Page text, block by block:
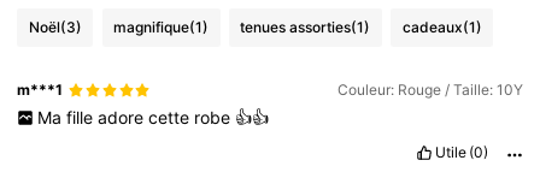
Noël(3) magnifique(1) tenues assorties(1) cadeaux(1)
m***1 Couleur: Rouge / Taille: 10Y
Ma fille adore cette robe 👍👍
Utile (0)